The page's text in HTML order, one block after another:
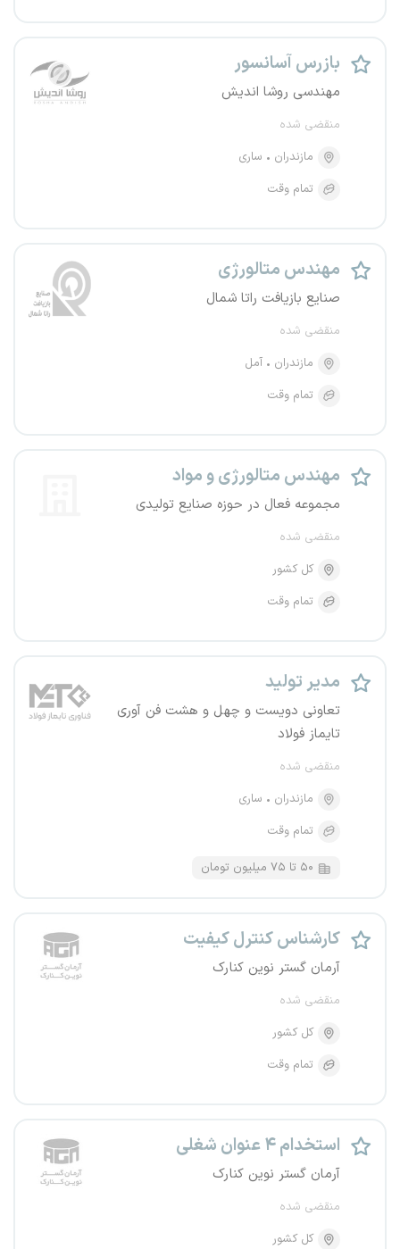
بازرس آسانسور
مهندسی روشا اندیش
منقضی شده
مازندران
ساری
تمام وقت
مهندس متالورژی
صنایع بازیافت راتا شمال
منقضی شده
مازندران
آمل
تمام وقت
مهندس متالورژی و مواد
مجموعه فعال در حوزه صنایع تولیدی
منقضی شده
کل کشور
تمام وقت
مدیر تولید
تعاونی دویست و چهل و هشت فن آوری
تایماز فولاد
منقضی شده
مازندران
ساری
تمام وقت
۵۰ تا ۷۵ میلیون تومان
کارشناس کنترل کیفیت
آرمان گستر نوین کنارک
منقضی شده
کل کشور
تمام وقت
استخدام ۴ عنوان شغلی
آرمان گستر نوین کنارک
منقضی شده
کل کشور